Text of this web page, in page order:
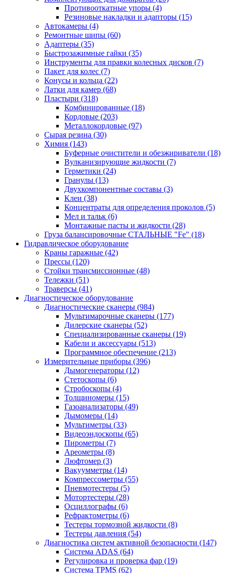
Противооткатные упоры (4)
Резиновые накладки и адапторы (15)
Автокамеры (4)
Ремонтные шипы (60)
Адаптеры (35)
Быстрозажимные гайки (35)
Инструменты для правки колесных дисков (7)
Пакет для колес (7)
Конусы и кольца (22)
Латки для камер (68)
Пластыри (318)
Комбинированные (18)
Кордовые (203)
Металлокордовые (97)
Сырая резина (30)
Химия (143)
Буферные очистители и обезжириватели (18)
Вулканизирующие жидкости (7)
Герметики (24)
Гранулы (13)
Двухкомпонентные составы (3)
Клеи (38)
Концентраты для определения проколов (5)
Мел и тальк (6)
Монтажные пасты и жидкости (28)
Груза балансировочные СТАЛЬНЫЕ "Fe" (18)
Гидравлическое оборудование
Краны гаражные (42)
Прессы (120)
Стойки трансмиссионные (48)
Тележки (51)
Траверсы (41)
Диагностическое оборудование
Диагностические сканеры (984)
Мультимарочные сканеры (177)
Дилерские сканеры (52)
Специализированные сканеры (19)
Кабели и аксессуары (513)
Программное обеспечение (213)
Измерительные приборы (396)
Дымогенераторы (12)
Стетоскопы (6)
Стробоскопы (4)
Толщиномеры (15)
Газоанализаторы (49)
Дымомеры (14)
Мультиметры (33)
Видеоэндоскопы (65)
Пирометры (7)
Ареометры (8)
Люфтомер (3)
Вакуумметры (14)
Компрессометры (55)
Пневмотестеры (5)
Мотортестеры (28)
Осциллографы (6)
Рефрактометры (6)
Тестеры тормозной жидкости (8)
Тестеры давления (54)
Диагностика систем активной безопасности (147)
Система ADAS (64)
Регулировка и проверка фар (19)
Система TPMS (62)